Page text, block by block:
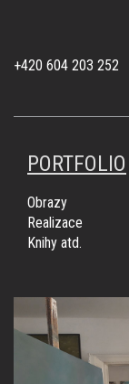
+420 604 203 252
PORTFOLIO
Obrazy
Realizace
Knihy atd.